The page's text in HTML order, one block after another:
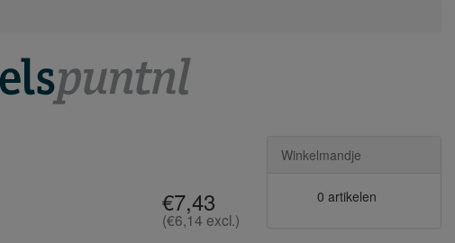
€7,43
(€6,14 excl.)
Winkelmandje
0 artikelen